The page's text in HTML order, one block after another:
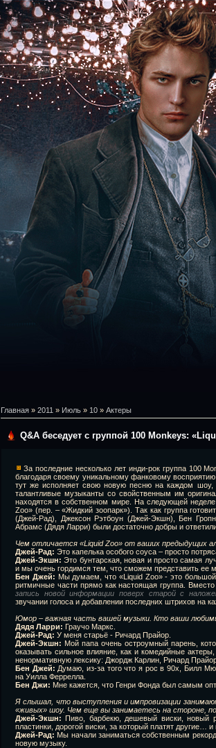
Главная » 2011 » Июль » 10 » Актеры
Q&A беседует с группой 100 Monkeys:
За последние несколько лет инди-рок группа 100
благодаря своему уникальному фанковому
тут же исполняет свою новую песню на каждом шоу,
талантливые музыканты со свойственным им
находятся в собственном мире. На следующей
Zoo» (пер. – «Жидкий зоопарк»). Так как группа
(Джей-Рад), Джексон Рэтбоун (Джей-Экшн), Бен
Абрамс (Дядя Ларри) были достаточно добры и
Чем отличается «Liquid Zoo» от ваших предыдущих
Джей-Рад: Это капелька особого соуса – просто
Джей-Экшн: Это бунтарская, новая и просто самая
и мы очень гордимся тем, что сможем представить ее
Бен Джей: Мы думаем, что «Liquid Zoo» - это
ритмичные части прямо как настоящая группа.
запись новой информации поверх старой с
звучании голоса и добавлении последних штрихов на
Юмор – важная часть вашей музыки. Кто ваши
Дядя Ларри: Граучо Маркс.
Джей-Рад: У меня старьё - Ричард Прайор.
Джей-Экшн: Мой папа очень остроумный парень,
оказывать сильное влияние, как и комедийные
ненормативную лексику: Джордж Карлин, Ричард
Бен Джей: Думаю, из-за того что я рос в 90х, Билл
на Уилла Феррелла.
Бен Джи: Мне кажется, что Генри Фонда был самым
Я слышал, что выступления и импровизации
«живых» шоу. Чем еще вы занимаетесь на стороне,
Джей-Экшн: Пиво, барбекю, дешевый виски, новый
пластинки, дорогой виски, за который платят другие…
Джей-Рад: Мы начали заниматься собственным
новую музыку.